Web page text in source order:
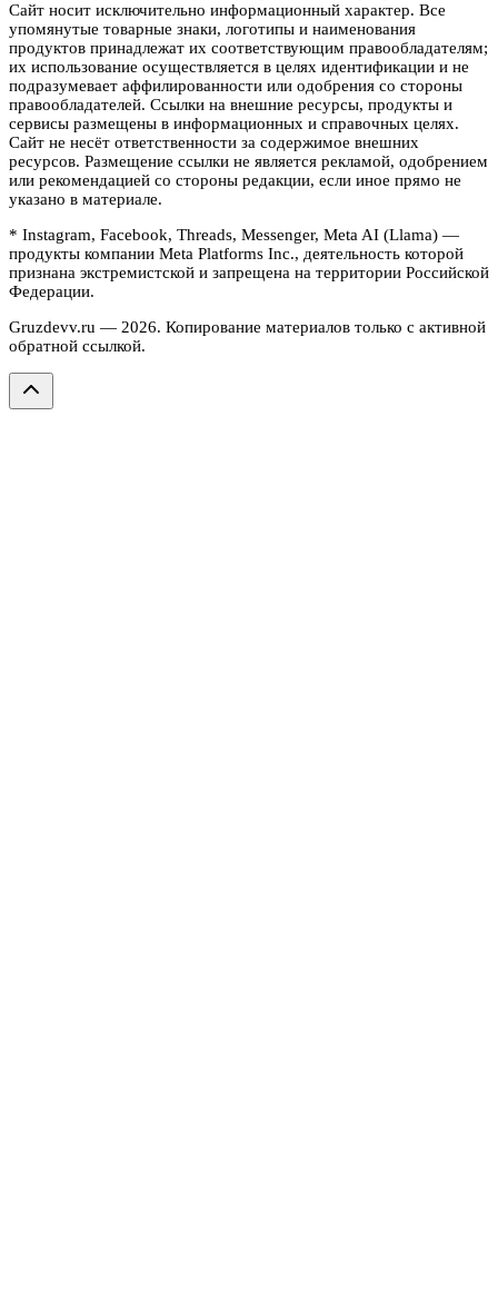
Сайт носит исключительно информационный характер. Все
упомянутые товарные знаки, логотипы и наименования
продуктов принадлежат их соответствующим правообладателям;
их использование осуществляется в целях идентификации и не
подразумевает аффилированности или одобрения со стороны
правообладателей. Ссылки на внешние ресурсы, продукты и
сервисы размещены в информационных и справочных целях.
Сайт не несёт ответственности за содержимое внешних
ресурсов. Размещение ссылки не является рекламой, одобрением
или рекомендацией со стороны редакции, если иное прямо не
указано в материале.
* Instagram, Facebook, Threads, Messenger, Meta AI (Llama) —
продукты компании Meta Platforms Inc., деятельность которой
признана экстремистской и запрещена на территории Российской
Федерации.
Gruzdevv.ru — 2026. Копирование материалов только с активной
обратной ссылкой.